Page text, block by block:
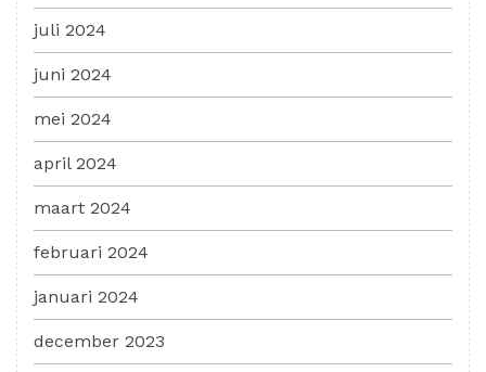
juli 2024
juni 2024
mei 2024
april 2024
maart 2024
februari 2024
januari 2024
december 2023